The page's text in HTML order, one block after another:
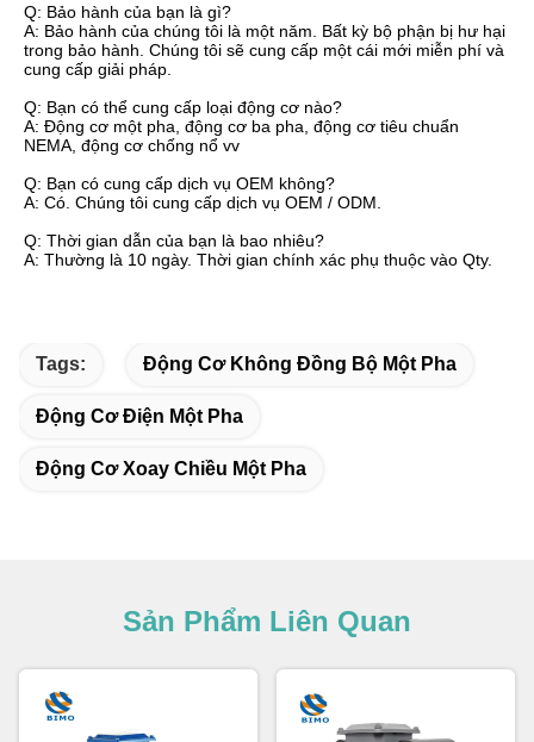
Q: Bảo hành của bạn là gì?
A: Bảo hành của chúng tôi là một năm. Bất kỳ bộ phận bị hư hại
trong bảo hành. Chúng tôi sẽ cung cấp một cái mới miễn phí và
cung cấp giải pháp.
Q: Bạn có thể cung cấp loại động cơ nào?
A: Động cơ một pha, động cơ ba pha, động cơ tiêu chuẩn
NEMA, động cơ chống nổ vv
Q: Bạn có cung cấp dịch vụ OEM không?
A: Có. Chúng tôi cung cấp dịch vụ OEM / ODM.
Q: Thời gian dẫn của bạn là bao nhiêu?
A: Thường là 10 ngày. Thời gian chính xác phụ thuộc vào Qty.
Tags: Động Cơ Không Đồng Bộ Một Pha
Động Cơ Điện Một Pha
Động Cơ Xoay Chiều Một Pha
Sản Phẩm Liên Quan